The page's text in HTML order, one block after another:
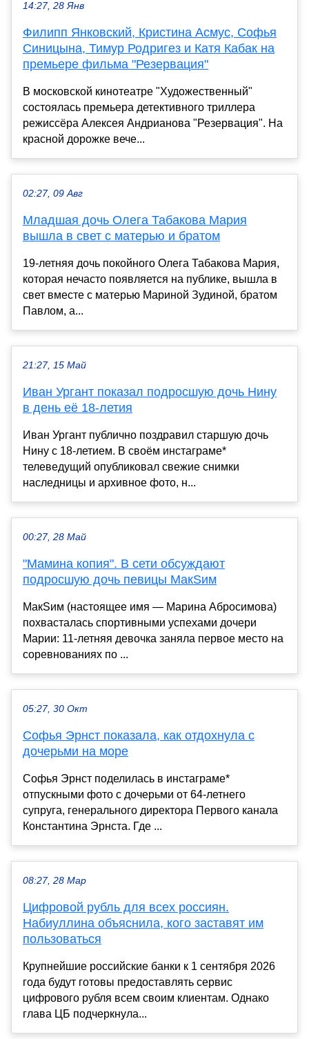
14:27, 28 Янв
Филипп Янковский, Кристина Асмус, Софья
Синицына, Тимур Родригез и Катя Кабак на
премьере фильма "Резервация"
В московской кинотеатре "Художественный"
состоялась премьера детективного триллера
режиссёра Алексея Андрианова "Резервация". На
красной дорожке вече...
02:27, 09 Авг
Младшая дочь Олега Табакова Мария
вышла в свет с матерью и братом
19-летняя дочь покойного Олега Табакова Мария,
которая нечасто появляется на публике, вышла в
свет вместе с матерью Мариной Зудиной, братом
Павлом, а...
21:27, 15 Май
Иван Ургант показал подросшую дочь Нину
в день её 18-летия
Иван Ургант публично поздравил старшую дочь
Нину с 18-летием. В своём инстаграме*
телеведущий опубликовал свежие снимки
наследницы и архивное фото, н...
00:27, 28 Май
"Мамина копия". В сети обсуждают
подросшую дочь певицы МакSим
МакSим (настоящее имя — Марина Абросимова)
похвасталась спортивными успехами дочери
Марии: 11-летняя девочка заняла первое место на
соревнованиях по ...
05:27, 30 Окт
Софья Эрнст показала, как отдохнула с
дочерьми на море
Софья Эрнст поделилась в инстаграме*
отпускными фото с дочерьми от 64-летнего
супруга, генерального директора Первого канала
Константина Эрнста. Где ...
08:27, 28 Мар
Цифровой рубль для всех россиян.
Набиуллина объяснила, кого заставят им
пользоваться
Крупнейшие российские банки к 1 сентября 2026
года будут готовы предоставлять сервис
цифрового рубля всем своим клиентам. Однако
глава ЦБ подчеркнула...